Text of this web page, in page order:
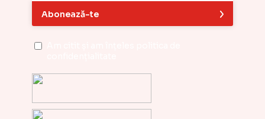
Abonează-te